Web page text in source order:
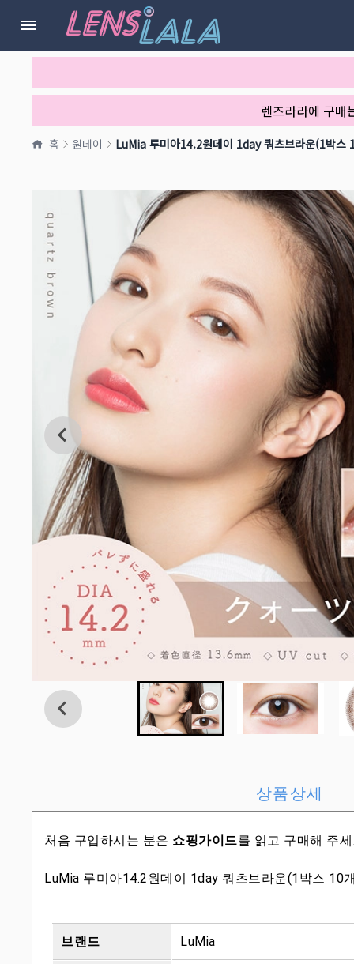
렌즈라라에 구매
홈 원데이 LuMia 루미아14.2원데이 1day 쿼츠브라운(1박스
상품상세
처음 구입하시는 분은 쇼핑가이드를 읽고 구매해 주
LuMia 루미아14.2원데이 1day 쿼츠브라운(1박스 10
브랜드 LuMia